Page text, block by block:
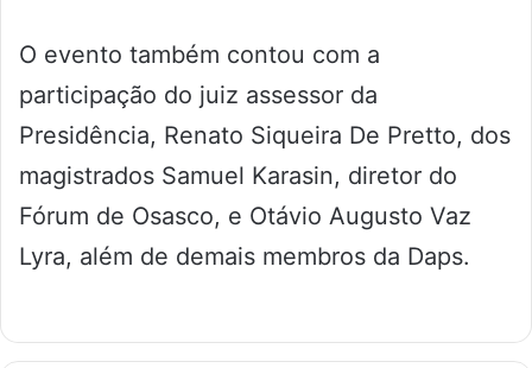
O evento também contou com a
participação do juiz assessor da
Presidência, Renato Siqueira De Pretto, dos
magistrados Samuel Karasin, diretor do
Fórum de Osasco, e Otávio Augusto Vaz
Lyra, além de demais membros da Daps.